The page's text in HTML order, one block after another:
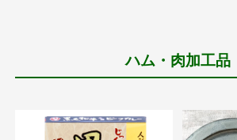
ハム・肉加工品